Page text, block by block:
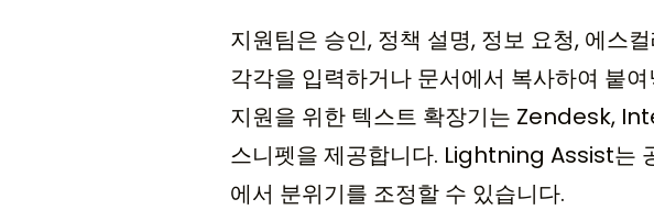
지원팀은 승인, 정책 설명, 정보 요청, 에스
각각을 입력하거나 문서에서 복사하여 붙
지원을 위한 텍스트 확장기는 Zendesk,
스니펫을 제공합니다. Lightning Assist는
에서 분위기를 조정할 수 있습니다.